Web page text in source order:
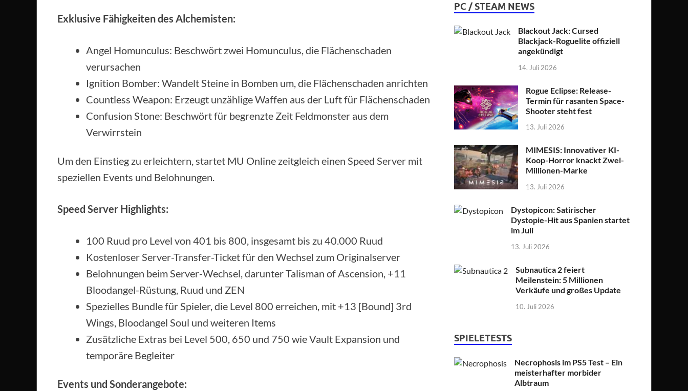
Exklusive Fähigkeiten des Alchemisten:
Angel Homunculus: Beschwört zwei Homunculus, die Flächenschaden
verursachen
Ignition Bomber: Wandelt Steine in Bomben um, die Flächenschaden anrichten
Countless Weapon: Erzeugt unzählige Waffen aus der Luft für Flächenschaden
Confusion Stone: Beschwört für begrenzte Zeit Feldmonster aus dem
Verwirrstein
Um den Einstieg zu erleichtern, startet MU Online zeitgleich einen Speed Server mit
speziellen Events und Belohnungen.
Speed Server Highlights:
100 Ruud pro Level von 401 bis 800, insgesamt bis zu 40.000 Ruud
Kostenloser Server-Transfer-Ticket für den Wechsel zum Originalserver
Belohnungen beim Server-Wechsel, darunter Talisman of Ascension, +11
Bloodangel-Rüstung, Ruud und ZEN
Spezielles Bundle für Spieler, die Level 800 erreichen, mit +13 [Bound] 3rd
Wings, Bloodangel Soul und weiteren Items
Zusätzliche Extras bei Level 500, 650 und 750 wie Vault Expansion und
temporäre Begleiter
Events und Sonderangebote:
PC / STEAM NEWS
Blackout Jack: Cursed
Blackjack-Roguelite offiziell
angekündigt
14. Juli 2026
Rogue Eclipse: Release-
Termin für rasanten Space-
Shooter steht fest
13. Juli 2026
MIMESIS: Innovativer KI-
Koop-Horror knackt Zwei-
Millionen-Marke
13. Juli 2026
Dystopicon: Satirischer
Dystopie-Hit aus Spanien startet
im Juli
13. Juli 2026
Subnautica 2 feiert
Meilenstein: 5 Millionen
Verkäufe und großes Update
10. Juli 2026
SPIELETESTS
Necrophosis im PS5 Test – Ein
meisterhafter morbider
Albtraum